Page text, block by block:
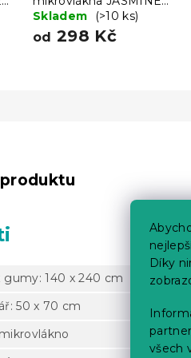
Díky
všech
mentolové - proužek 2
cm
Skladem (>10 ks)
od 298 Kč
gumy: 140 x 240 cm
50 x 70 cm